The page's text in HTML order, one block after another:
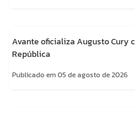
Avante oficializa Augusto Cury
República
Publicado em 05 de agosto de 2026